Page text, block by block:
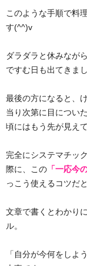
このような手順で料
す(^^)v
ダラダラと休みなが
ですむ日も出てきまし
最後の方になると、
当り次第に目につい
頃にはもう先が見え
完全にシステマチッ
際に、この 「一応今
っこう使えるコツだ
文章で書くとわかり
ル。
「自分が今何をしよ